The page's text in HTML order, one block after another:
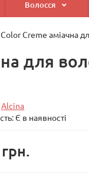
Волосся
Creme аміачна
для
Alcina
Є в наявності